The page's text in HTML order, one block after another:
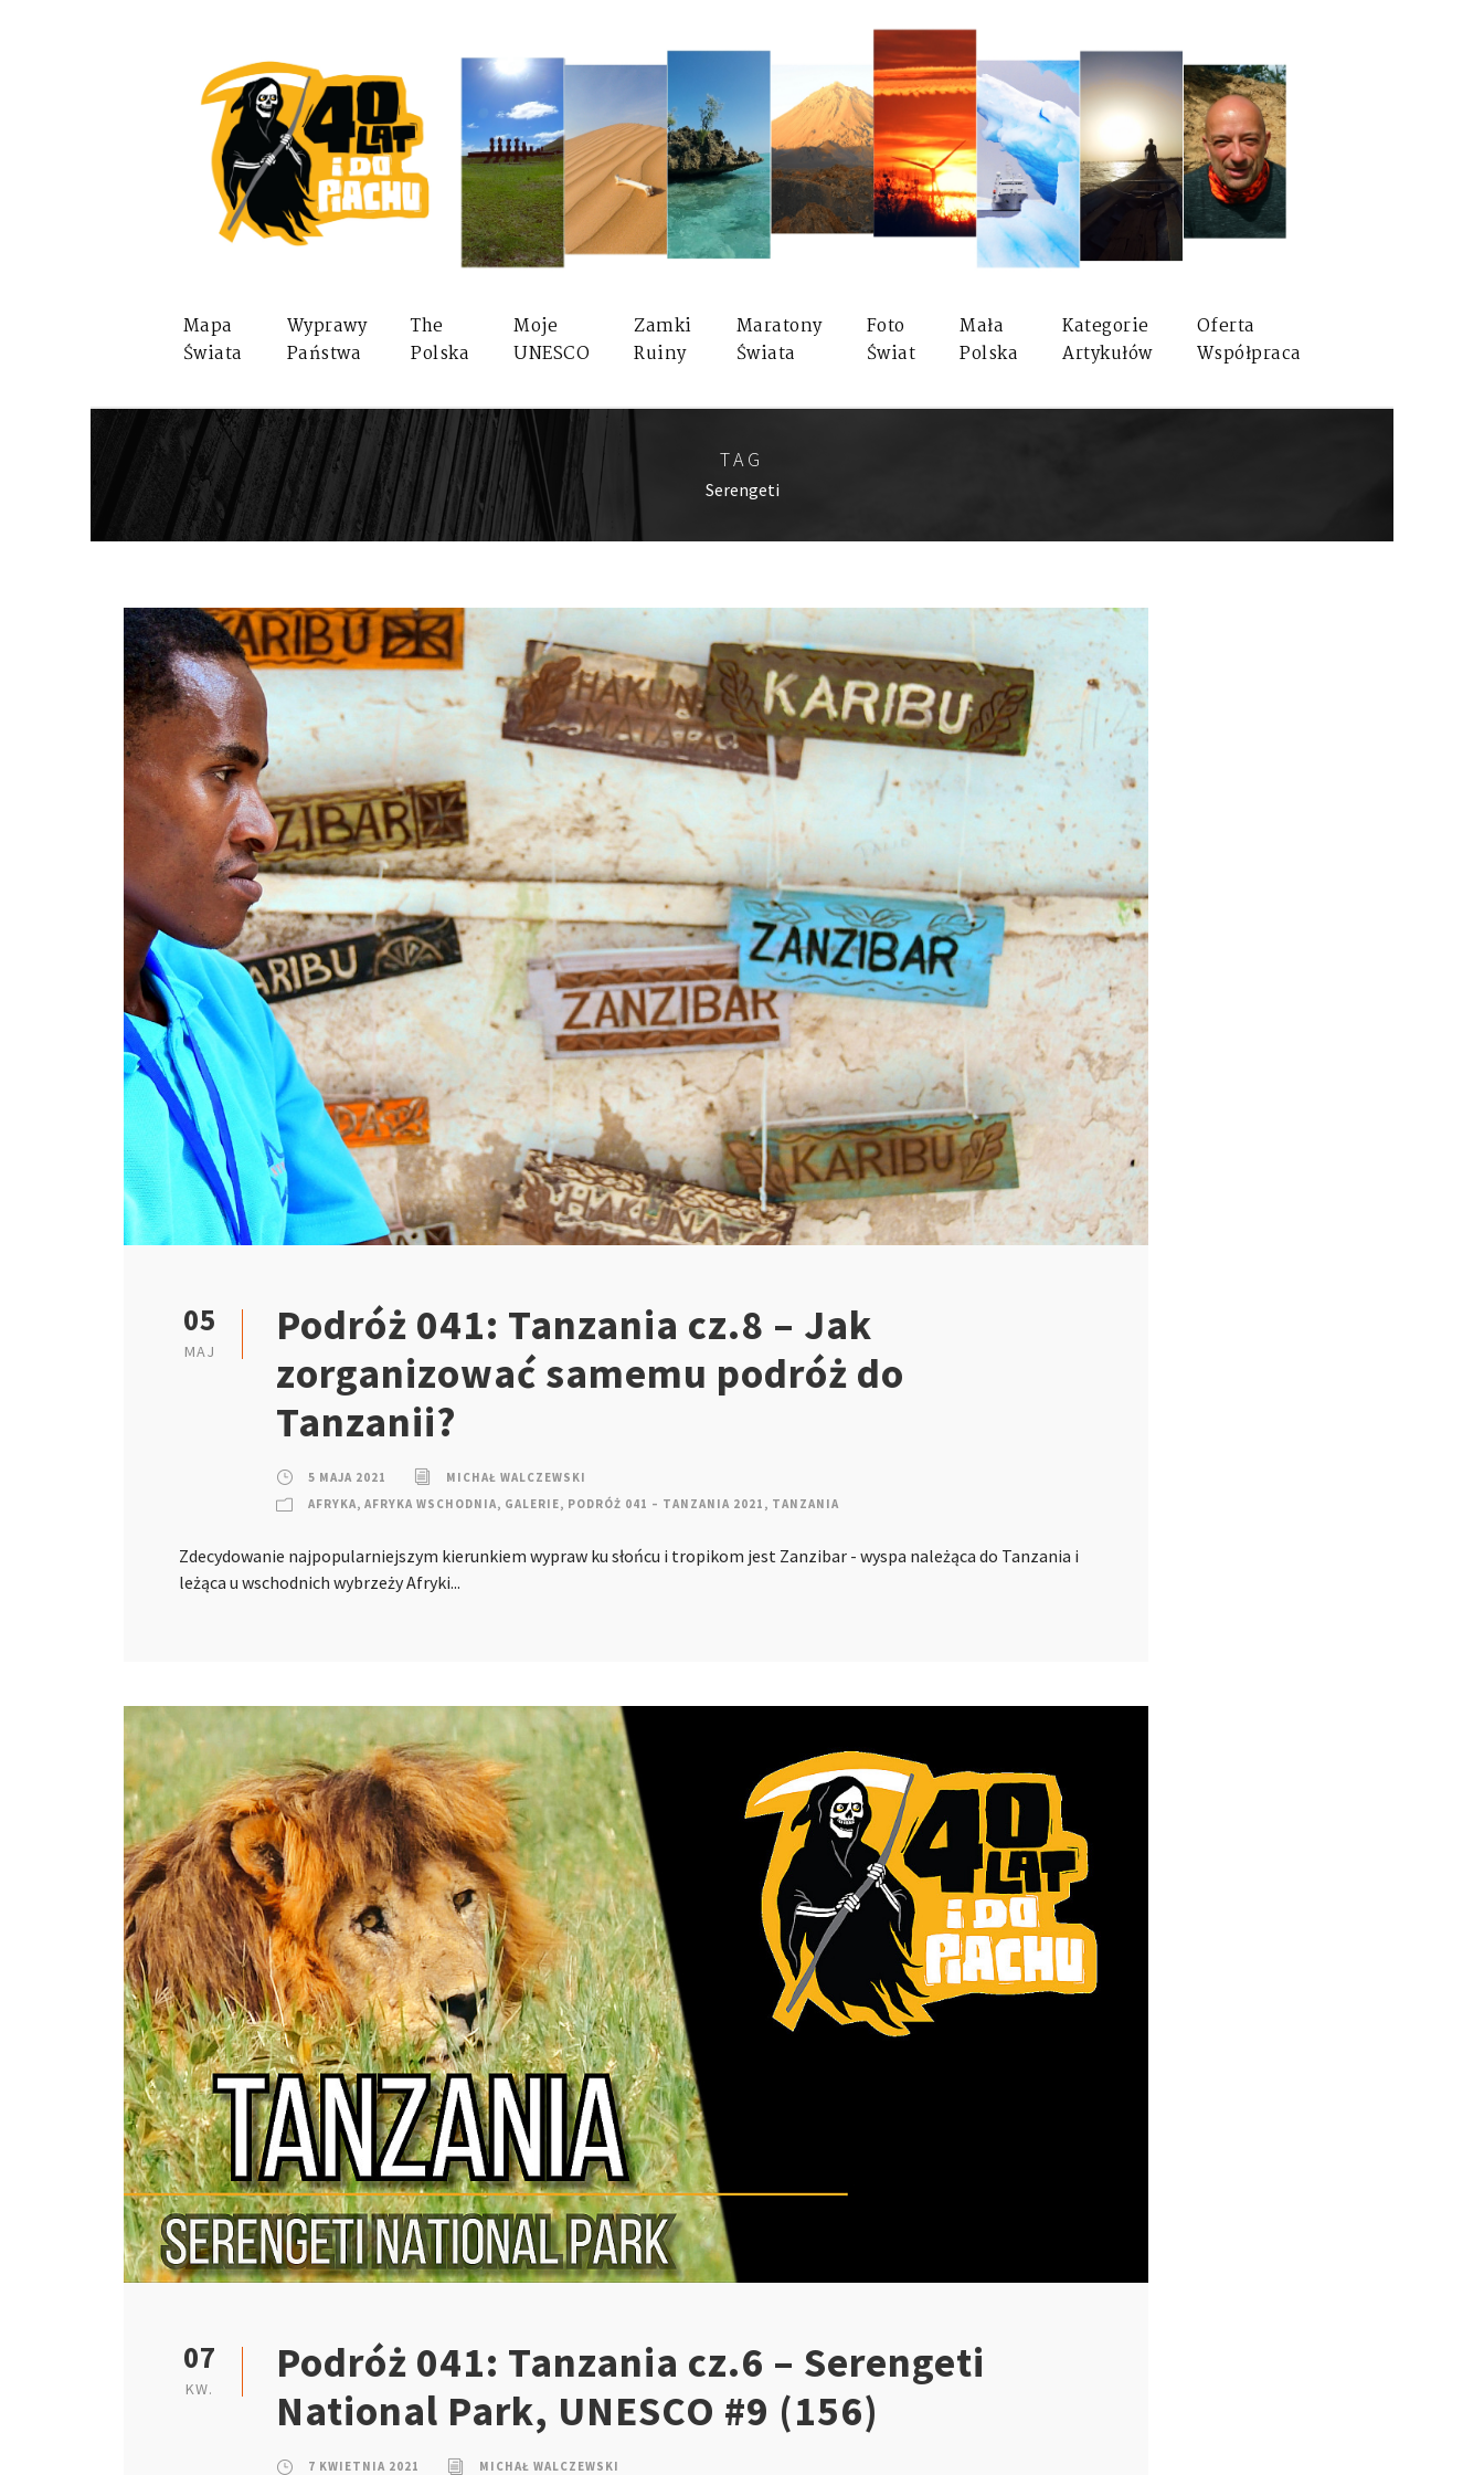
Mapa
Świata
Wyprawy
Państwa
The
Polska
Moje
UNESCO
Zamki
Ruiny
Maratony
Świata
Foto
Świat
Mała
Polska
Kategorie
Artykułów
Oferta
Współpraca
TAG
Serengeti
05
MAJ
Podróż 041: Tanzania cz.8 – Jak
zorganizować samemu podróż do
Tanzanii?
5 MAJA 2021
MICHAŁ WALCZEWSKI
AFRYKA, AFRYKA WSCHODNIA, GALERIE, PODRÓŻ 041 – TANZANIA 2021 , TANZANIA
Zdecydowanie najpopularniejszym kierunkiem wypraw ku słońcu i tropikom jest Zanzibar - wyspa należąca do Tanzania i
leżąca u wschodnich wybrzeży Afryki...
07
KW.
Podróż 041: Tanzania cz.6 – Serengeti
National Park, UNESCO #9 (156)
7 KWIETNIA 2021 MICHAŁ WALCZEWSKI